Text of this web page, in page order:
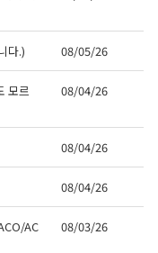
다.) 08/05/26
모르
08/04/26
08/04/26
08/04/26
AC
08/03/26